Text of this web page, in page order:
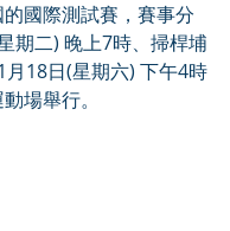
國際測試賽，賽事分
期二) 晚上7時、掃桿埔
18日(星期六) 下午4時
場舉行。